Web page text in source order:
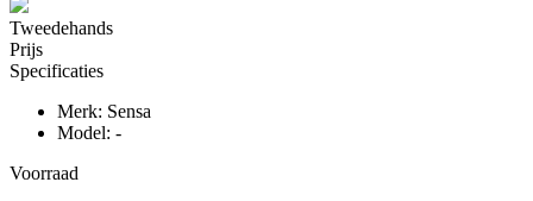
Tweedehands
Prijs
Specificaties
Merk: Sensa
Model: -
Voorraad